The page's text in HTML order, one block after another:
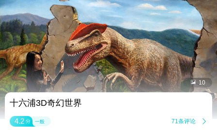
 10
十六浦3D奇幻世界
4.2 分 一般 71条评论 
